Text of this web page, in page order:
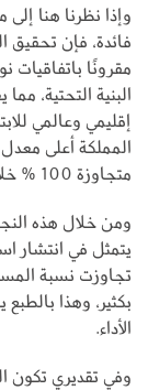
وإذا نظرنا هنا
فائدة، فإن تحقيق
البنية التحتية،
إقليمي وعالمي
المملكة أعلى
متجاوزة 100 % خلال سنوات قليلة.
ومن خلال هذه
يتمثل في انتشار
بكثير، وهذا
الأداء.
وفي تقديري تكون